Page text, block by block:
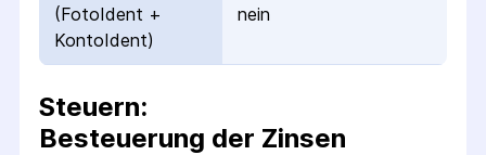
(FotoIdent +
KontoIdent)
nein
Steuern:
Besteuerung der Zinsen